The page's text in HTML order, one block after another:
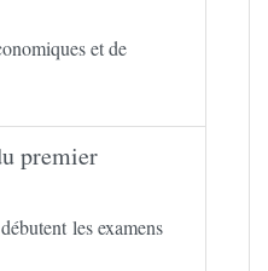
et de
premier
les examens